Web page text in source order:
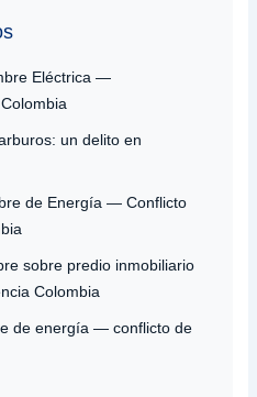
Eléctrica —
un delito en
de Energía — Conflicto
sobre predio inmobiliario
Colombia
de energía — conflicto de